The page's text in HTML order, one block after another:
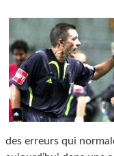
des erreurs qui